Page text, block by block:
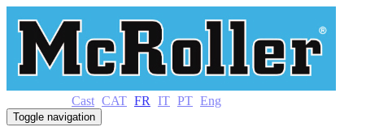
Cast CAT FR IT PT Eng
Toggle navigation